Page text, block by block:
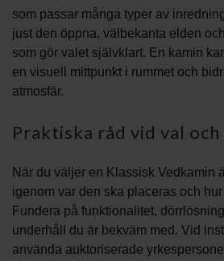
som passar många typer av
just den öppna, välbekanta elden
som gör valet självklart. En kamin
en visuell mittpunkt i rummet och
atmosfär.
Praktiska råd vid val
När du väljer en Klassisk Vedkamin
igenom var den ska placeras och
Fundera på funktionalitet,
underhåll du är bekväm med. Vid
använda auktoriserade